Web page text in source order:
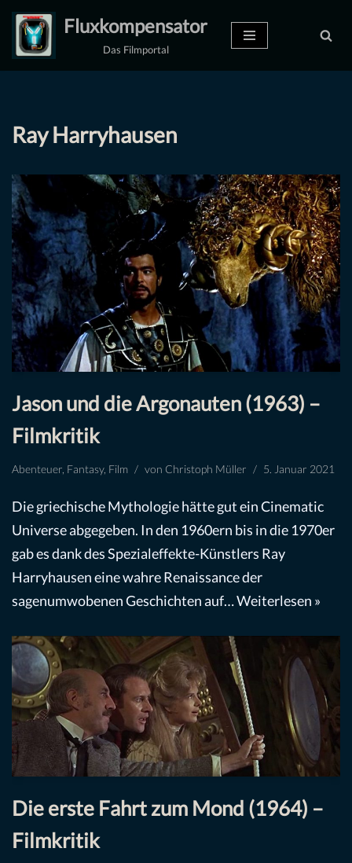
Zum
Inhalt
Fluxkompensator
Das Filmportal
Ray Harryhausen
Jason und die Argonauten (1963) –
Filmkritik
Abenteuer Fantasy, Film von Christoph Müller 5. Januar 2021
Die griechische Mythologie hätte gut ein Cinematic
Universe abgegeben. In den 1960ern bis in die 1970er
gab es dank des Spezialeffekte-Künstlers Ray
Harryhausen eine wahre Renaissance der
sagenumwobenen Geschichten auf…Weiterlesen »
Die erste Fahrt zum Mond (1964) –
Filmkritik